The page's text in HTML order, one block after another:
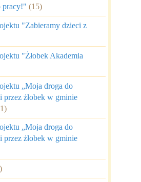
pracy!" (15)
"Zabieramy dzieci z
"Żłobek Akademia
„Moja droga do
przez żłobek w gminie
„Moja droga do
przez żłobek w gminie